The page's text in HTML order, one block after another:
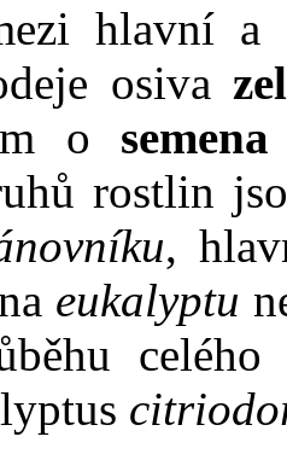
hlavní a
osiva
o
rostlin
,
eukalyptu